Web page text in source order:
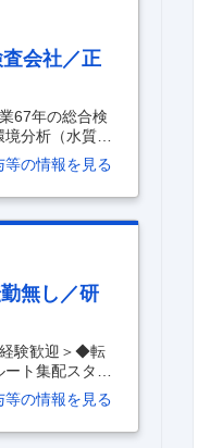
会社／正
67年の総合検
分析（水質）
【具体的な仕
経験の方も０
～10時間】 血
等の情報を見る
無し／研
験歓迎＞◆転
ト集配スタッ
企業 【具体的
社員登用実績
当たり平均2
等の情報を見る